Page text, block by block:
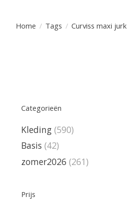
Home / Tags / Curviss maxi jurk
Categorieën
Kleding (590)
Basis (42)
zomer2026 (261)
Prijs